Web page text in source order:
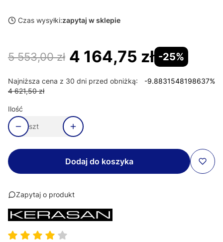
Czas wysyłki:zapytaj w sklepie
5 553,00 zł 4 164,75 zł -25%
Najniższa cena z 30 dni przed obniżką:
4 621,50 zł
-9.8831548198637%
Ilość
szt
Dodaj do koszyka
Zapytaj o produkt